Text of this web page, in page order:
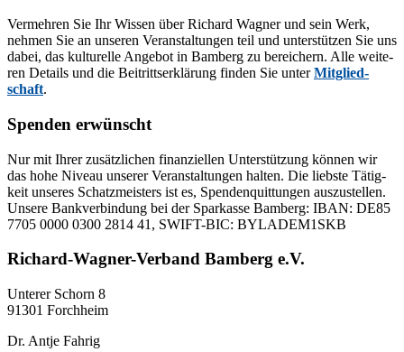
Ver­meh­ren Sie Ihr Wis­sen über Ri­chard Wag­ner und sein Werk,
neh­men Sie an un­se­ren Ver­an­stal­tun­gen teil und un­ter­stüt­zen Sie uns
da­bei, das kul­tu­rel­le An­ge­bot in Bam­berg zu be­rei­chern. Alle wei­te­
ren De­tails und die Bei­tritts­er­klä­rung fin­den Sie un­terMit­glied­
schaft.
Spenden erwünscht
Nur mit Ih­rer zu­sätz­li­chen fi­nan­zi­el­len Un­ter­stüt­zung kön­nen wir
das hohe Ni­veau un­se­rer Ver­an­stal­tun­gen hal­ten. Die liebs­te Tä­tig­
keit un­se­res Schatz­meis­ters ist es, Spen­den­quit­tun­gen aus­zu­stel­len.
Un­se­re Bank­ver­bin­dung bei der Spar­kas­se Bam­berg: IBAN: DE85
7705 0000 0300 2814 41, SWIFT-BIC: BYLADEM1SKB
Richard-Wagner-Verband Bamberg e.V.
Un­te­rer Schorn 8
91301 Forchheim
Dr. Ant­je Fahrig